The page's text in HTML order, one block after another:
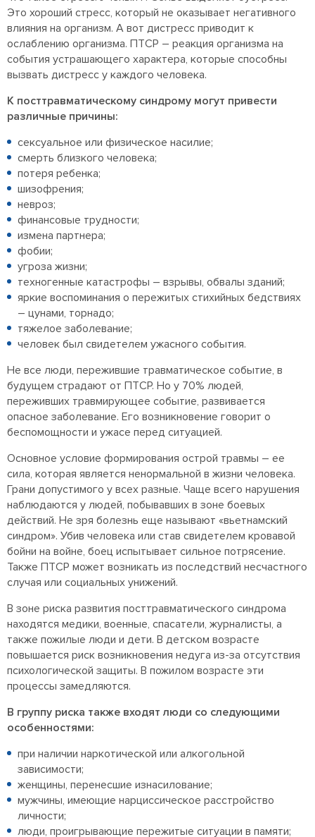
Это хороший стресс, который не оказывает негативного
влияния на организм. А вот дистресс приводит к
ослаблению организма. ПТСР – реакция организма на
события устрашающего характера, которые способны
вызвать дистресс у каждого человека.
К посттравматическому синдрому могут привести
различные причины:
сексуальное или физическое насилие;
смерть близкого человека;
потеря ребенка;
шизофрения;
невроз;
финансовые трудности;
измена партнера;
фобии;
угроза жизни;
техногенные катастрофы – взрывы, обвалы зданий;
яркие воспоминания о пережитых стихийных бедствиях
– цунами, торнадо;
тяжелое заболевание;
человек был свидетелем ужасного события.
Не все люди, пережившие травматическое событие, в
будущем страдают от ПТСР. Но у 70% людей,
переживших травмирующее событие, развивается
опасное заболевание. Его возникновение говорит о
беспомощности и ужасе перед ситуацией.
Основное условие формирования острой травмы – ее
сила, которая является ненормальной в жизни человека.
Грани допустимого у всех разные. Чаще всего нарушения
наблюдаются у людей, побывавших в зоне боевых
действий. Не зря болезнь еще называют «вьетнамский
синдром». Убив человека или став свидетелем кровавой
бойни на войне, боец испытывает сильное потрясение.
Также ПТСР может возникать из последствий несчастного
случая или социальных унижений.
В зоне риска развития посттравматического синдрома
находятся медики, военные, спасатели, журналисты, а
также пожилые люди и дети. В детском возрасте
повышается риск возникновения недуга из-за отсутствия
психологической защиты. В пожилом возрасте эти
процессы замедляются.
В группу риска также входят люди со следующими
особенностями:
при наличии наркотической или алкогольной
зависимости;
женщины, перенесшие изнасилование;
мужчины, имеющие нарциссическое расстройство
личности;
люди, проигрывающие пережитые ситуации в памяти;